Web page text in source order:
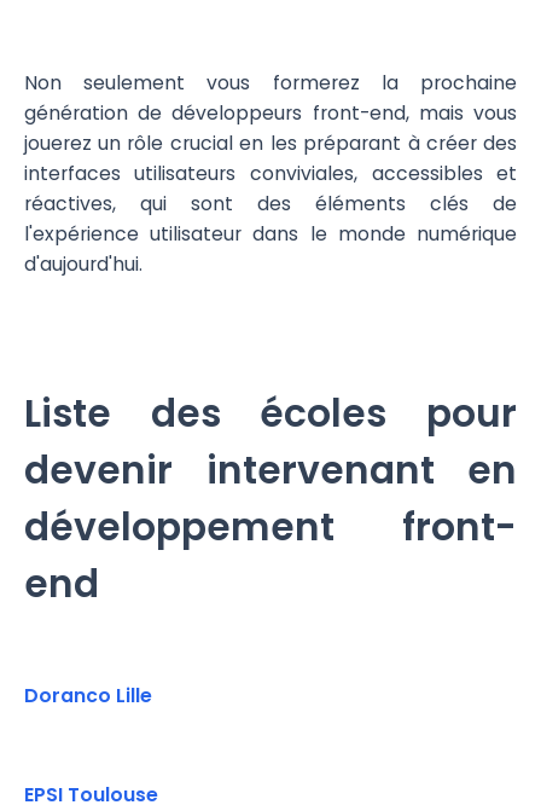
Non seulement vous formerez la prochaine
génération de développeurs front-end, mais vous
jouerez un rôle crucial en les préparant à créer des
interfaces utilisateurs conviviales, accessibles et
réactives, qui sont des éléments clés de
l'expérience utilisateur dans le monde numérique
d'aujourd'hui.
Liste des écoles pour
devenir intervenant en
développement front-
end
Doranco Lille
EPSI Toulouse